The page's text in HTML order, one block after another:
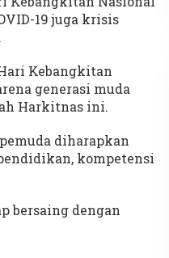
19 juga krisis
Kebangkitan
generasi muda
Harkitnas ini.
diharapkan
kompetensi
bersaing dengan